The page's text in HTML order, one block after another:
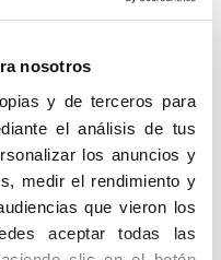
nosotros
y de terceros para
el análisis de tus
los anuncios y
medir el rendimiento y
que vieron los
aceptar todas las
como un tiempo de
cristiana, tal como
puntos destacados
a “ayunar” también de
el prójimo, un ayuno